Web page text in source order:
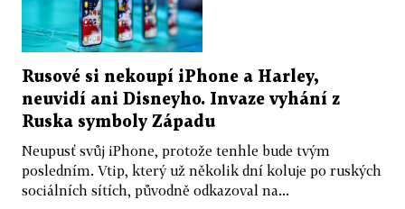
Rusové si nekoupí iPhone a Harley,
neuvidí ani Disneyho. Invaze vyhání z
Ruska symboly Západu
Neupusť svůj iPhone, protože tenhle bude tvým
posledním. Vtip, který už několik dní koluje po ruských
sociálních sítích, původně odkazoval na...